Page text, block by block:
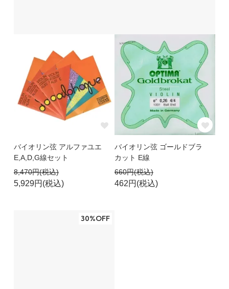
バイオリン弦 アルファユエ
E,A,D,G線セット
8,470円(税込)
5,929円(税込)
バイオリン弦 ゴールドブラ
カット E線
660円(税込)
462円(税込)
30%OFF